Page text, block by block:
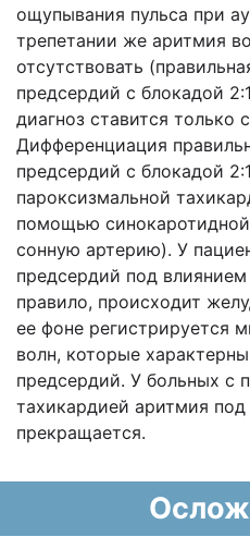
ощупывания пульса при
трепетании же аритмия
отсутствовать
предсердий с блокадой
диагноз ставится только
Дифференциация
предсердий с блокадой
пароксизмальной
помощью
сонную артерию). У
предсердий под
правило, происходит
ее фоне регистрируется
волн, которые
предсердий. У больных с
тахикардией аритмия
прекращается.